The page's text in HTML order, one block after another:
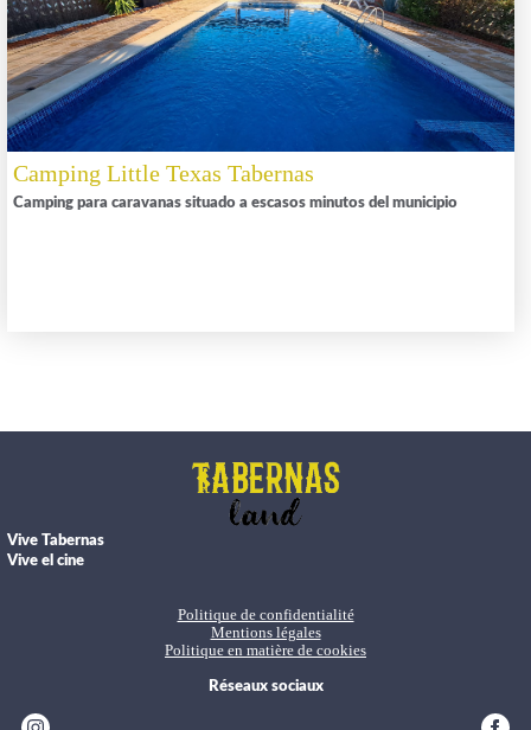
Camping Little Texas Tabernas
Camping para caravanas situado a escasos minutos del municipio
Vive Tabernas
Vive el cine
Politique de confidentialité
Mentions légales
Politique en matière de cookies
Réseaux sociaux